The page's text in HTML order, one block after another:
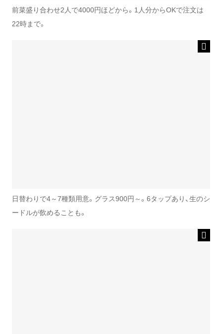
前菜盛り合わせ2人で4000円ほどから。1人分からOKで注文は
22時まで。
日替わりで4～7種類用意。グラス900円～。6タップあり、生のシ
ードルが飲めることも。